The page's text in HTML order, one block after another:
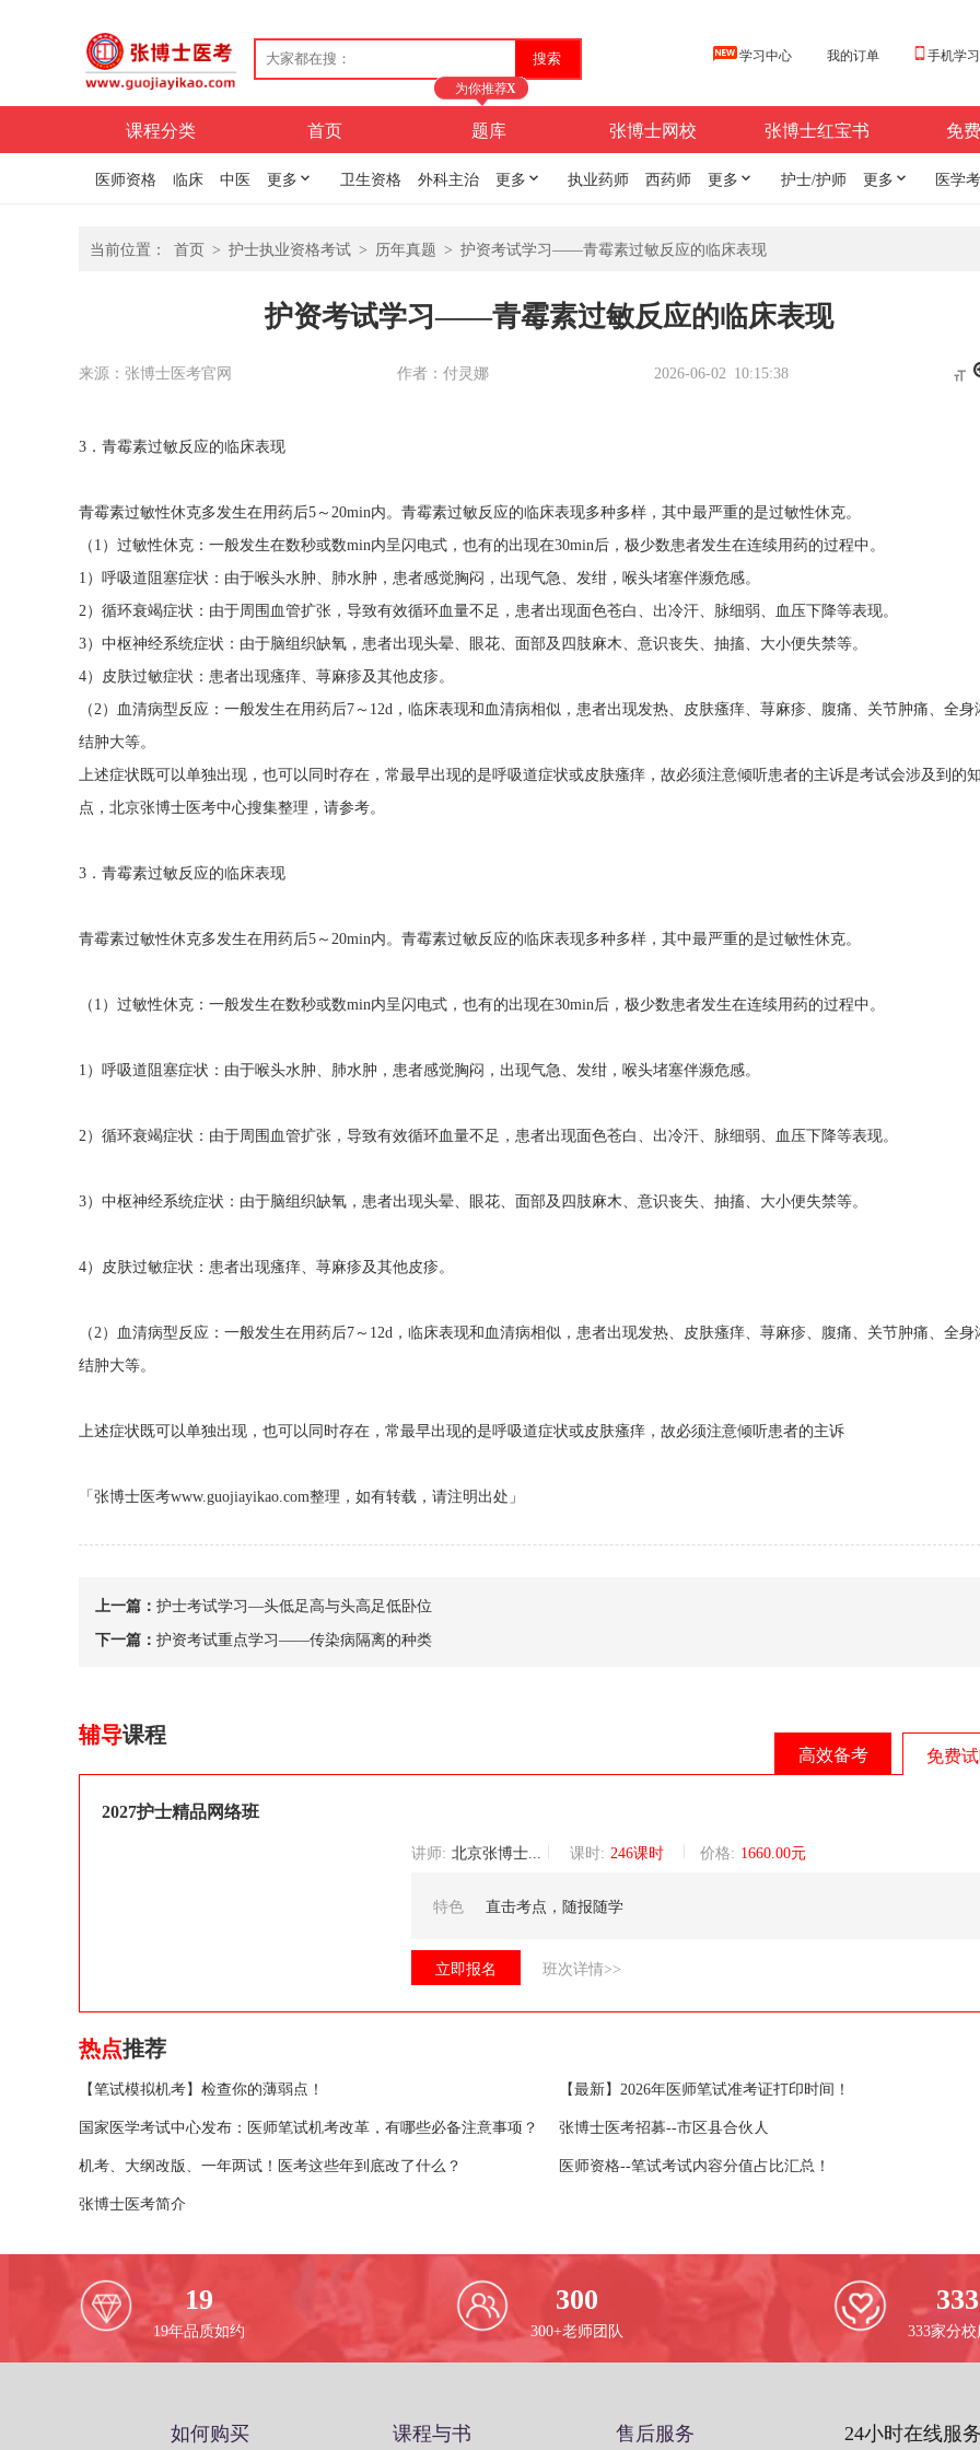
学习中心 我的订单 手机学
课程分类 首页 题库
为你推荐X
张博士网校 张博士红宝书 免
医师资格 临床 中医 更多 卫生资格 外科主治 更多  执业药师 西药师 更多  护士/护师 更多  医学
当前位置： 首页 > 护士执业资格考试 > 历年真题 > 护资考试学习——青霉素过敏反应的临床表现
护资考试学习——青霉素过敏反应的临床表现
来源：张博士医考官网 作者：付灵娜 2026-06-02 10:15:38 
3．青霉素过敏反应的临床表现
青霉素过敏性休克多发生在用药后5～20min内。青霉素过敏反应的临床表现多种多样，其中最严重的是过敏性休克。
（1）过敏性休克：一般发生在数秒或数min内呈闪电式，也有的出现在30min后，极少数患者发生在连续用药的过程中。
1）呼吸道阻塞症状：由于喉头水肿、肺水肿，患者感觉胸闷，出现气急、发绀，喉头堵塞伴濒危感。
2）循环衰竭症状：由于周围血管扩张，导致有效循环血量不足，患者出现面色苍白、出冷汗、脉细弱、血压下降等表现。
3）中枢神经系统症状：由于脑组织缺氧，患者出现头晕、眼花、面部及四肢麻木、意识丧失、抽搐、大小便失禁等。
4）皮肤过敏症状：患者出现瘙痒、荨麻疹及其他皮疹。
（2）血清病型反应：一般发生在用药后7～12d，临床表现和血清病相似，患者出现发热、皮肤瘙痒、荨麻疹、腹痛、关节肿痛、全身
结肿大等。
上述症状既可以单独出现，也可以同时存在，常最早出现的是呼吸道症状或皮肤瘙痒，故必须注意倾听患者的主诉是考试会涉及到的
点，北京张博士医考中心搜集整理，请参考。
3．青霉素过敏反应的临床表现
青霉素过敏性休克多发生在用药后5～20min内。青霉素过敏反应的临床表现多种多样，其中最严重的是过敏性休克。
（1）过敏性休克：一般发生在数秒或数min内呈闪电式，也有的出现在30min后，极少数患者发生在连续用药的过程中。
1）呼吸道阻塞症状：由于喉头水肿、肺水肿，患者感觉胸闷，出现气急、发绀，喉头堵塞伴濒危感。
2）循环衰竭症状：由于周围血管扩张，导致有效循环血量不足，患者出现面色苍白、出冷汗、脉细弱、血压下降等表现。
3）中枢神经系统症状：由于脑组织缺氧，患者出现头晕、眼花、面部及四肢麻木、意识丧失、抽搐、大小便失禁等。
4）皮肤过敏症状：患者出现瘙痒、荨麻疹及其他皮疹。
（2）血清病型反应：一般发生在用药后7～12d，临床表现和血清病相似，患者出现发热、皮肤瘙痒、荨麻疹、腹痛、关节肿痛、全身
结肿大等。
上述症状既可以单独出现，也可以同时存在，常最早出现的是呼吸道症状或皮肤瘙痒，故必须注意倾听患者的主诉
「张博士医考www.guojiayikao.com整理，如有转载，请注明出处」
上一篇： 护士考试学习—头低足高与头高足低卧位
下一篇： 护资考试重点学习——传染病隔离的种类
辅导课程
高效备考 免费
2027护士精品网络班
讲师: 北京张博士医考巡讲团核心讲师 课时: 246课时 价格: 1660.00元
特色 直击考点，随报随学
立即报名 班次详情>>
热点推荐
【笔试模拟机考】检查你的薄弱点！ 【最新】2026年医师笔试准考证打印时间！
国家医学考试中心发布：医师笔试机考改革，有哪些必备注意事项？ 张博士医考招募--市区县合伙人
机考、大纲改版、一年两试！医考这些年到底改了什么？ 医师资格--笔试考试内容分值占比汇总！
张博士医考简介
19
19年品质如约
300
300+老师团队
333
333家分
如何购买 课程与书 售后服务 24小时在线服